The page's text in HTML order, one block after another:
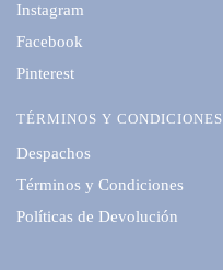
Instagram
Facebook
Pinterest
TÉRMINOS Y CONDICIONES
Despachos
Términos y Condiciones
Políticas de Devolución